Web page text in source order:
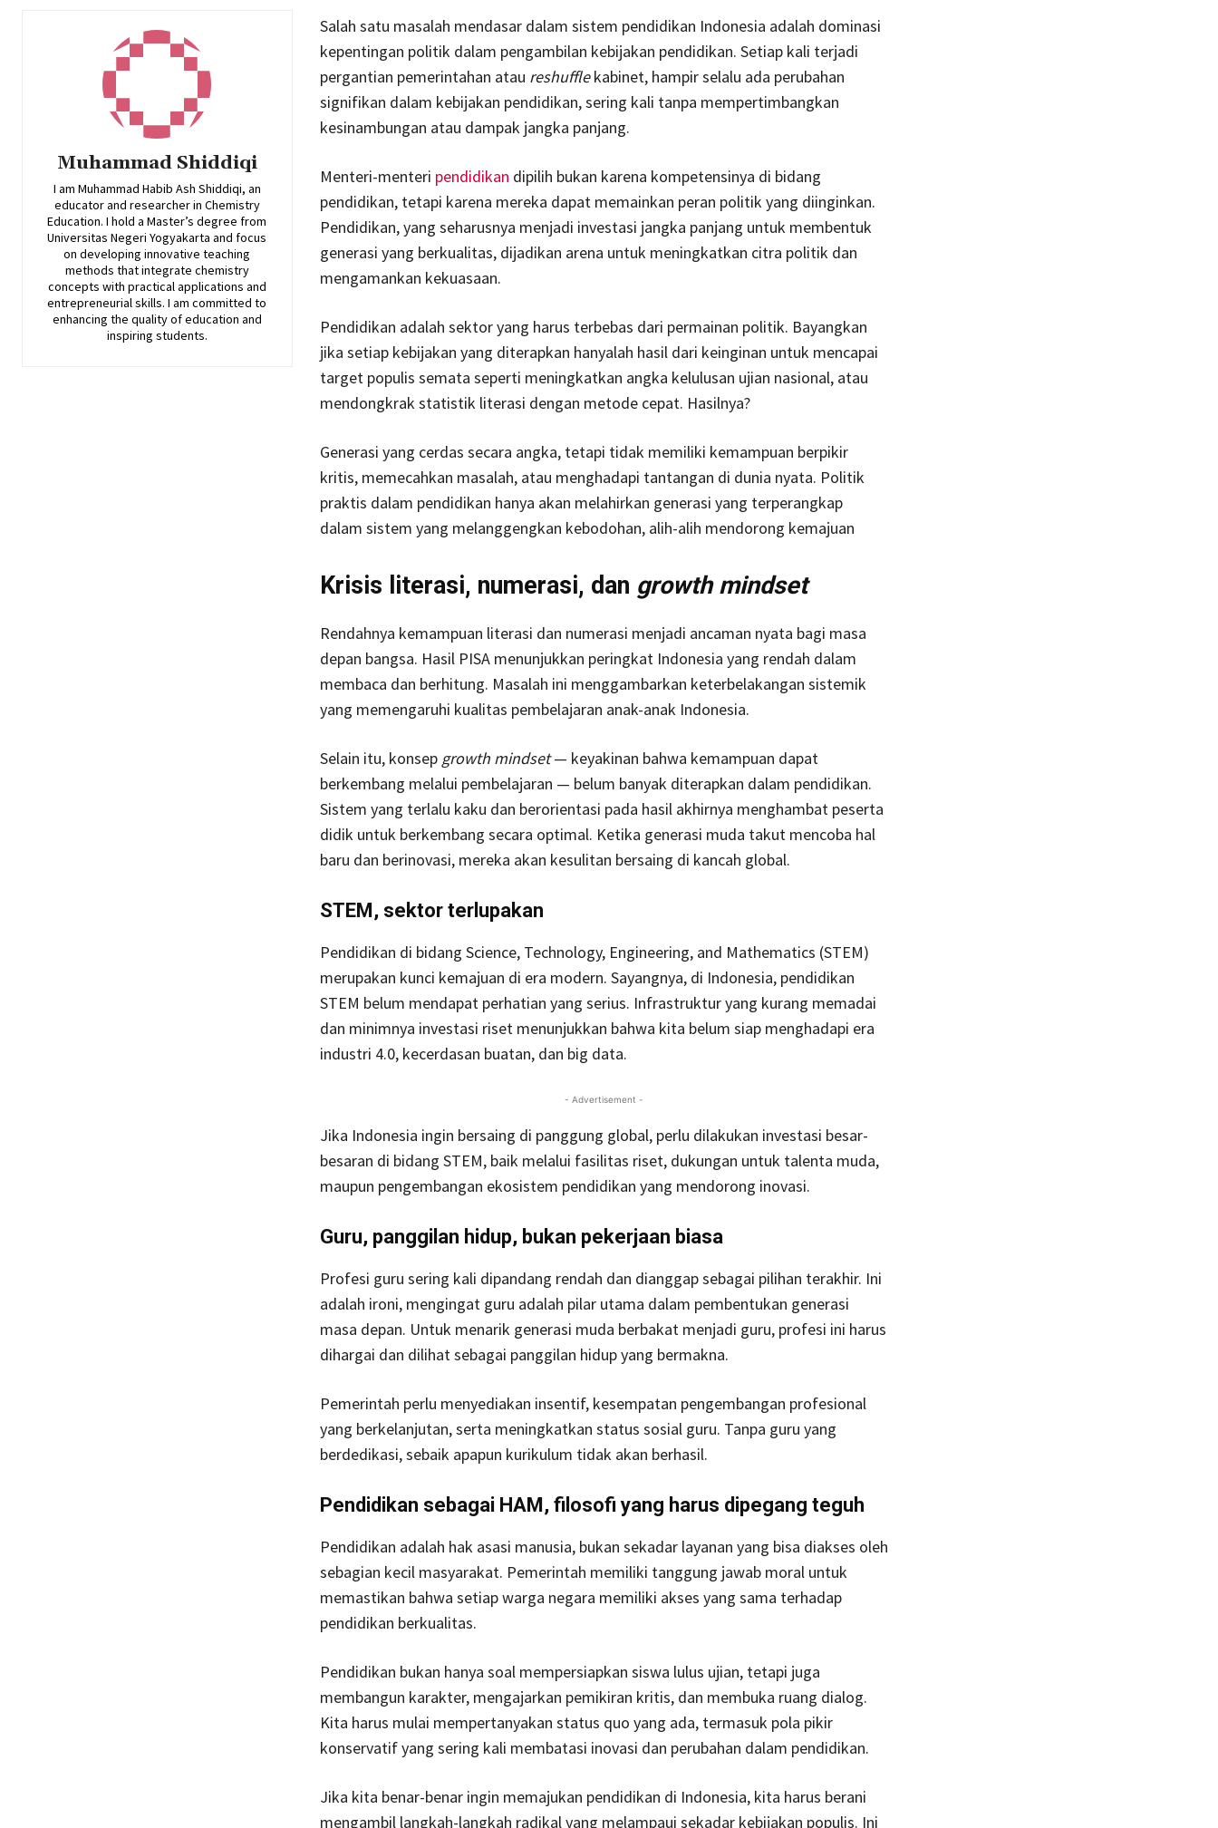
Muhammad Shiddiqi
I am Muhammad Habib Ash Shiddiqi, an
educator and researcher in Chemistry
Education. I hold a Master’s degree from
Universitas Negeri Yogyakarta and focus
on developing innovative teaching
methods that integrate chemistry
concepts with practical applications and
entrepreneurial skills. I am committed to
enhancing the quality of education and
inspiring students.
Salah satu masalah mendasar dalam sistem pendidikan Indonesia adalah dominasi
kepentingan politik dalam pengambilan kebijakan pendidikan. Setiap kali terjadi
pergantian pemerintahan atau reshufflekabinet, hampir selalu ada perubahan
signifikan dalam kebijakan pendidikan, sering kali tanpa mempertimbangkan
kesinambungan atau dampak jangka panjang.
Menteri-menteri pendidikan dipilih bukan karena kompetensinya di bidang
pendidikan, tetapi karena mereka dapat memainkan peran politik yang diinginkan.
Pendidikan, yang seharusnya menjadi investasi jangka panjang untuk membentuk
generasi yang berkualitas, dijadikan arena untuk meningkatkan citra politik dan
mengamankan kekuasaan.
Pendidikan adalah sektor yang harus terbebas dari permainan politik. Bayangkan
jika setiap kebijakan yang diterapkan hanyalah hasil dari keinginan untuk mencapai
target populis semata seperti meningkatkan angka kelulusan ujian nasional, atau
mendongkrak statistik literasi dengan metode cepat. Hasilnya?
Generasi yang cerdas secara angka, tetapi tidak memiliki kemampuan berpikir
kritis, memecahkan masalah, atau menghadapi tantangan di dunia nyata. Politik
praktis dalam pendidikan hanya akan melahirkan generasi yang terperangkap
dalam sistem yang melanggengkan kebodohan, alih-alih mendorong kemajuan
Krisis literasi, numerasi, dan growth mindset
Rendahnya kemampuan literasi dan numerasi menjadi ancaman nyata bagi masa
depan bangsa. Hasil PISA menunjukkan peringkat Indonesia yang rendah dalam
membaca dan berhitung. Masalah ini menggambarkan keterbelakangan sistemik
yang memengaruhi kualitas pembelajaran anak-anak Indonesia.
Selain itu, konsep growth mindset— keyakinan bahwa kemampuan dapat
berkembang melalui pembelajaran — belum banyak diterapkan dalam pendidikan.
Sistem yang terlalu kaku dan berorientasi pada hasil akhirnya menghambat peserta
didik untuk berkembang secara optimal. Ketika generasi muda takut mencoba hal
baru dan berinovasi, mereka akan kesulitan bersaing di kancah global.
STEM, sektor terlupakan
Pendidikan di bidang Science, Technology, Engineering, and Mathematics (STEM)
merupakan kunci kemajuan di era modern. Sayangnya, di Indonesia, pendidikan
STEM belum mendapat perhatian yang serius. Infrastruktur yang kurang memadai
dan minimnya investasi riset menunjukkan bahwa kita belum siap menghadapi era
industri 4.0, kecerdasan buatan, dan big data.
- Advertisement -
Jika Indonesia ingin bersaing di panggung global, perlu dilakukan investasi besar-
besaran di bidang STEM, baik melalui fasilitas riset, dukungan untuk talenta muda,
maupun pengembangan ekosistem pendidikan yang mendorong inovasi.
Guru, panggilan hidup, bukan pekerjaan biasa
Profesi guru sering kali dipandang rendah dan dianggap sebagai pilihan terakhir. Ini
adalah ironi, mengingat guru adalah pilar utama dalam pembentukan generasi
masa depan. Untuk menarik generasi muda berbakat menjadi guru, profesi ini harus
dihargai dan dilihat sebagai panggilan hidup yang bermakna.
Pemerintah perlu menyediakan insentif, kesempatan pengembangan profesional
yang berkelanjutan, serta meningkatkan status sosial guru. Tanpa guru yang
berdedikasi, sebaik apapun kurikulum tidak akan berhasil.
Pendidikan sebagai HAM, filosofi yang harus dipegang teguh
Pendidikan adalah hak asasi manusia, bukan sekadar layanan yang bisa diakses oleh
sebagian kecil masyarakat. Pemerintah memiliki tanggung jawab moral untuk
memastikan bahwa setiap warga negara memiliki akses yang sama terhadap
pendidikan berkualitas.
Pendidikan bukan hanya soal mempersiapkan siswa lulus ujian, tetapi juga
membangun karakter, mengajarkan pemikiran kritis, dan membuka ruang dialog.
Kita harus mulai mempertanyakan status quo yang ada, termasuk pola pikir
konservatif yang sering kali membatasi inovasi dan perubahan dalam pendidikan.
Jika kita benar-benar ingin memajukan pendidikan di Indonesia, kita harus berani
mengambil langkah-langkah radikal yang melampaui sekadar kebijakan populis. Ini